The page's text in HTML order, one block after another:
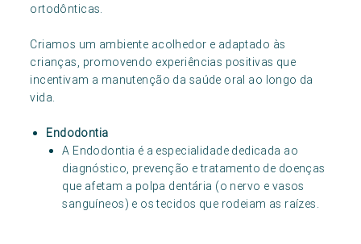
ortodônticas.
Criamos um ambiente acolhedor e adaptado às
crianças, promovendo experiências positivas que
incentivam a manutenção da saúde oral ao longo da
vida.
Endodontia
A Endodontia é a especialidade dedicada ao
diagnóstico, prevenção e tratamento de doenças
que afetam a polpa dentária (o nervo e vasos
sanguíneos) e os tecidos que rodeiam as raízes.